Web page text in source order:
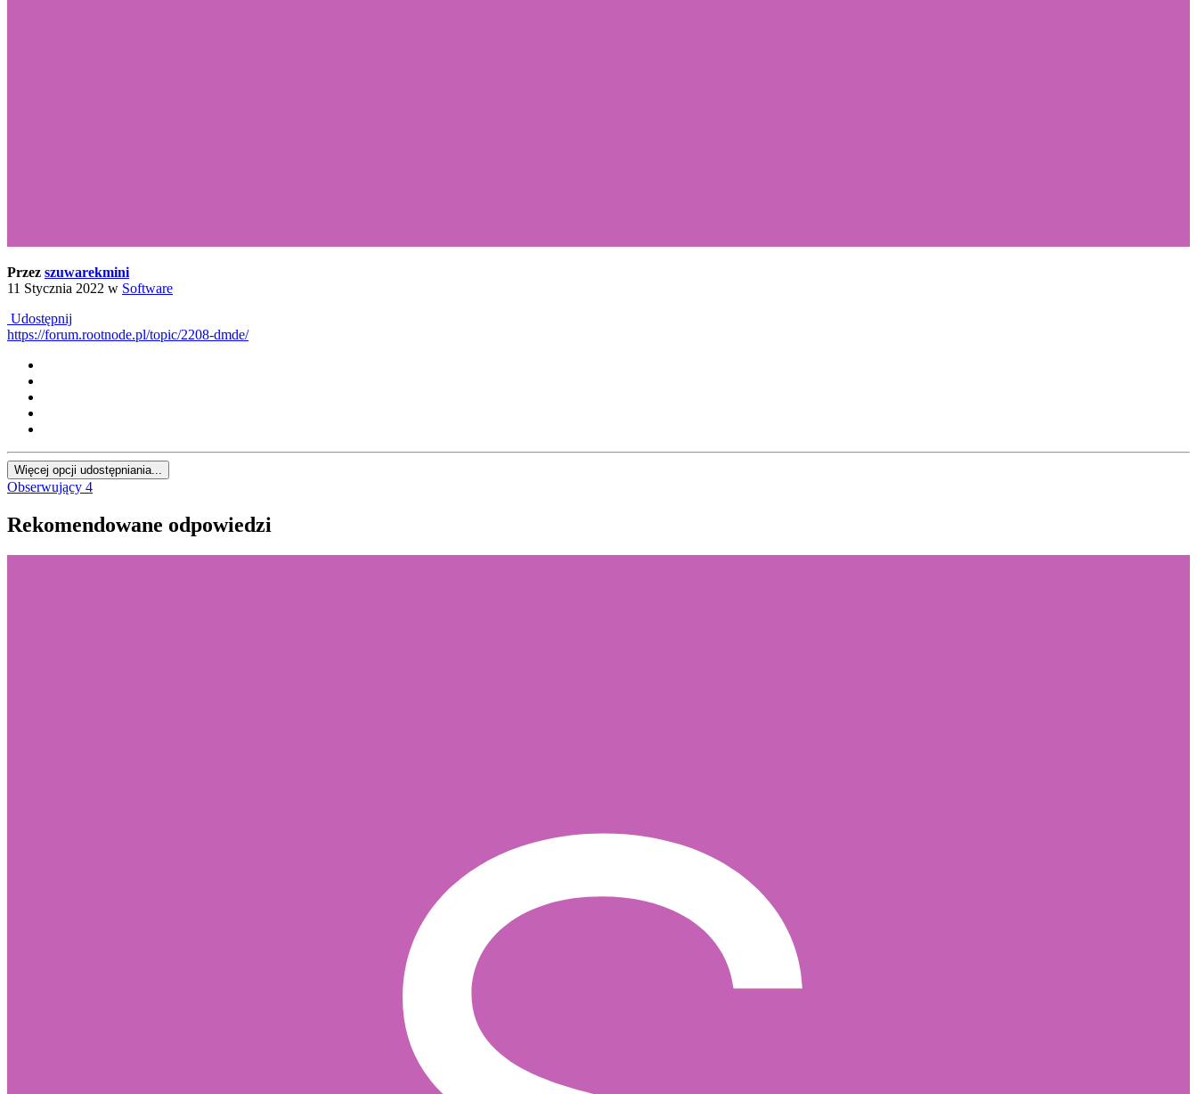
Przez szuwarekmini
11 Stycznia 2022 w Software
Udostępnij
https://forum.rootnode.pl/topic/2208-dmde/
Więcej opcji udostępniania...
Obserwujący 4
Rekomendowane odpowiedzi